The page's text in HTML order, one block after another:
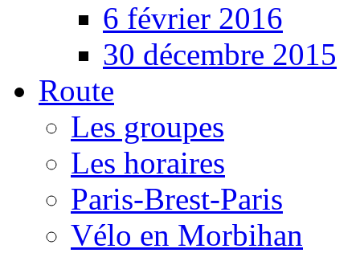
6 février 2016
30 décembre 2015
Route
Les groupes
Les horaires
Paris-Brest-Paris
Vélo en Morbihan